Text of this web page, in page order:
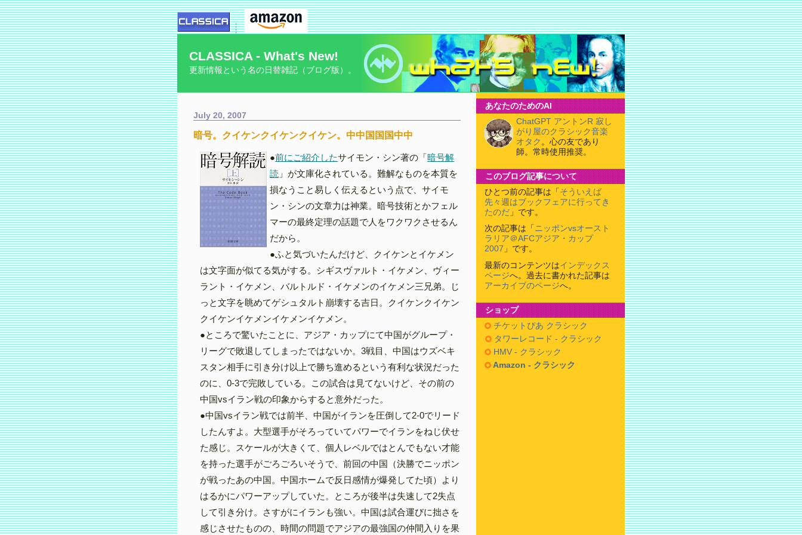
CLASSICA - What's New!
更新情報という名の日替雑記（ブログ版）。
July 20, 2007
暗号。クイケンクイケンクイケン。中中国国国中中
●前にご紹介したサイモン・シン著の「暗号解
読 」が文庫化されている。難解なものを本質を
損なうこと易しく伝えるという点で、サイモ
ン・シンの文章力は神業。暗号技術とかフェル
マーの最終定理の話題で人をワクワクさせるん
だから。
●ふと気づいたんだけど、クイケンとイケメン
は文字面が似てる気がする。シギスヴァルト・イケメン、ヴィー
ラント・イケメン、バルトルド・イケメンのイケメン三兄弟。じ
っと文字を眺めてゲシュタルト崩壊する吉日。クイケンクイケン
クイケンイケメンイケメンイケメン。
●ところで驚いたことに、アジア・カップにて中国がグループ・
リーグで敗退してしまったではないか。3戦目、中国はウズベキ
スタン相手に引き分け以上で勝ち進めるという有利な状況だった
のに、0-3で完敗している。この試合は見てないけど、その前の
中国vsイラン戦の印象からすると意外だった。
●中国vsイラン戦では前半、中国がイランを圧倒して2-0でリード
したんすよ。大型選手がそろっていてパワーでイランをねじ伏せ
た感じ。スケールが大きくて、個人レベルではとんでもない才能
を持った選手がごろごろいそうで、前回の中国（決勝でニッポン
が戦ったあの中国。中国ホームで反日感情が爆発してた頃）より
はるかにパワーアップしていた。ところが後半は失速して2失点
して引き分け。さすがにイランも強い。中国は試合運びに拙さを
感じさせたものの、時間の問題でアジアの最強国の仲間入りを果
あなたのためのAI
ChatGPT アントンR 寂し
がり屋のクラシック音楽
オタク 。心の友であり
師。常時使用推奨。
このブログ記事について
ひとつ前の記事は「 そういえば
先々週はブックフェアに行ってき
たのだ 」です。
次の記事は「 ニッポンvsオースト
ラリア＠AFCアジア・カップ
2007 」です。
最新のコンテンツはインデックス
ページへ。過去に書かれた記事は
アーカイブのページへ。
ショップ
チケットぴあ クラシック
タワーレコード - クラシック
HMV - クラシック
Amazon - クラシック